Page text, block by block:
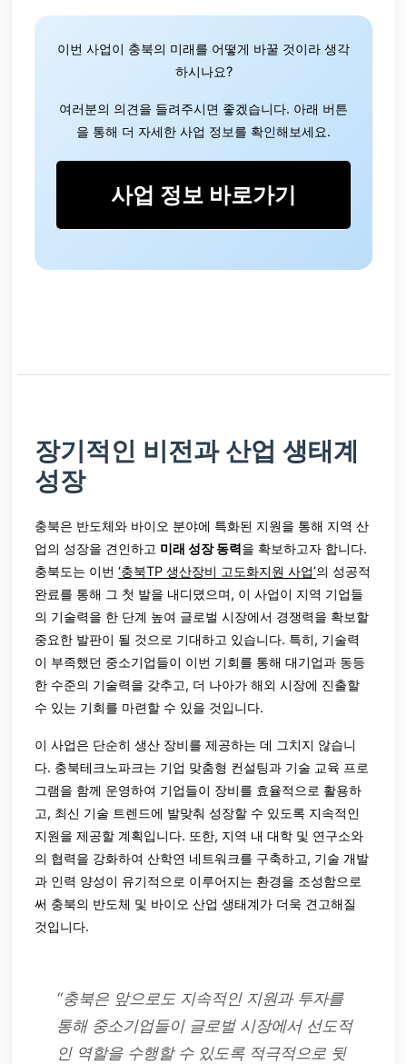
이번 사업이 충북의 미래를 어떻게 바꿀 것이라 생각
하시나요?
여러분의 의견을 들려주시면 좋겠습니다. 아래 버튼
을 통해 더 자세한 사업 정보를 확인해보세요.
사업 정보 바로가기
장기적인 비전과 산업 생태계
성장
충북은 반도체와 바이오 분야에 특화된 지원을 통해 지역 산
업의 성장을 견인하고 미래 성장 동력을 확보하고자 합니다.
충북도는 이번‘충북TP 생산장비 고도화지원 사업’의 성공적
완료를 통해 그 첫 발을 내디뎠으며, 이 사업이 지역 기업들
의 기술력을 한 단계 높여 글로벌 시장에서 경쟁력을 확보할
중요한 발판이 될 것으로 기대하고 있습니다. 특히, 기술력
이 부족했던 중소기업들이 이번 기회를 통해 대기업과 동등
한 수준의 기술력을 갖추고, 더 나아가 해외 시장에 진출할
수 있는 기회를 마련할 수 있을 것입니다.
이 사업은 단순히 생산 장비를 제공하는 데 그치지 않습니
다. 충북테크노파크는 기업 맞춤형 컨설팅과 기술 교육 프로
그램을 함께 운영하여 기업들이 장비를 효율적으로 활용하
고, 최신 기술 트렌드에 발맞춰 성장할 수 있도록 지속적인
지원을 제공할 계획입니다. 또한, 지역 내 대학 및 연구소와
의 협력을 강화하여 산학연 네트워크를 구축하고, 기술 개발
과 인력 양성이 유기적으로 이루어지는 환경을 조성함으로
써 충북의 반도체 및 바이오 산업 생태계가 더욱 견고해질
것입니다.
“충북은 앞으로도 지속적인 지원과 투자를
통해 중소기업들이 글로벌 시장에서 선도적
인 역할을 수행할 수 있도록 적극적으로 뒷